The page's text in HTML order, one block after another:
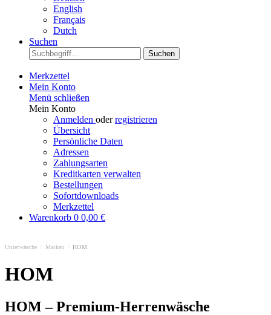
English
Français
Dutch
Suchen
Suchen
Merkzettel
Mein Konto
Menü schließen
Mein Konto
Anmelden oderregistrieren
Übersicht
Persönliche Daten
Adressen
Zahlungsarten
Kreditkarten verwalten
Bestellungen
Sofortdownloads
Merkzettel
Warenkorb 0 0,00 €
Unterwäsche Marken HOM
HOM
HOM – Premium-Herrenwäsche